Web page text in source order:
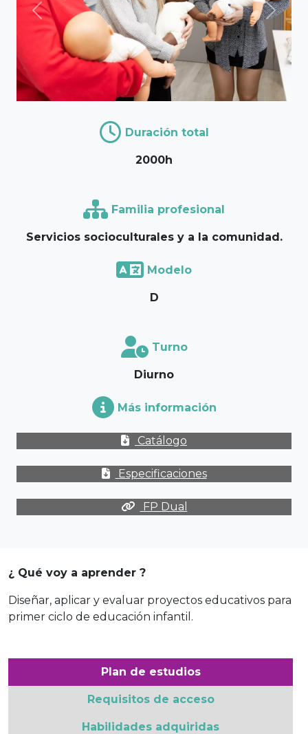
Previous Next
Duración total
2000h
Familia profesional
Servicios socioculturales y a la comunidad.
Modelo
D
Turno
Diurno
Más información
Catálogo
Especificaciones
FP Dual
¿ Qué voy a aprender ?
Diseñar, aplicar y evaluar proyectos educativos para
primer ciclo de educación infantil.
Plan de estudios
Requisitos de acceso
Habilidades adquiridas